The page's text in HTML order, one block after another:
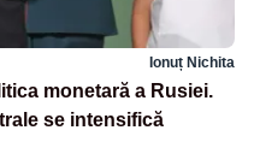
Ionuț Nichita
monetară a Rusiei.
se intensifică